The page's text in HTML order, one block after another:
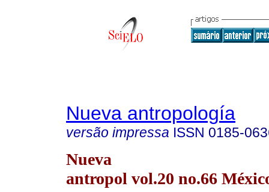
Nueva antropología
versão impressa ISSN 0185-
Nueva
antropol vol.20 no.66